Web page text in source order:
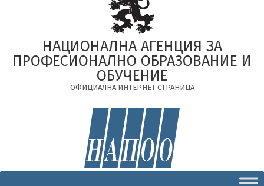
НАЦИОНАЛНА АГЕНЦИЯ ЗА
ПРОФЕСИОНАЛНО ОБРАЗОВАНИЕ И
ОБУЧЕНИЕ
ОФИЦИАЛНА ИНТЕРНЕТ СТРАНИЦА